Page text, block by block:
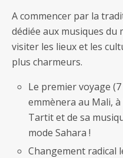
A commencer par la
dédiée aux musiques du
visiter les lieux et les
plus charmeurs.
Le premier voyage
emmènera au Mali,
Tartit et de sa
mode Sahara !
Changement radical